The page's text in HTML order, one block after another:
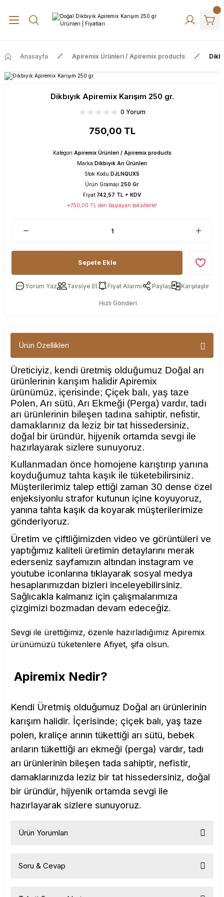
Anasayfa Apiremix Ürünleri / Apiremix products
Dikbıyık Apiremix Karışım 250 gr.
0 Yorum
750,00 TL
Kategori:Apiremix Ürünleri / Apiremix products
Marka:Dikbıyık Arı Ürünleri
Stok Kodu:DJLNQUX5
Ürün Gramajı:250 Gr.
Fiyat:742,57 TL + KDV
*750,00 TL den başlayan taksitlerle!
Sepete Ekle
Yorum Yaz Tavsiye Et Fiyat Alarmı Paylaş Karşılaştır
Hızlı Gönderi
Ürün Özellikleri
Üreticiyiz, kendi üretmiş olduğumuz Doğal arı
ürünlerinin karışım halidir Apiremix
ürünümüz, içerisinde; Çiçek balı, yaş taze
Polen, Arı sütü, Arı Ekmeği (Perga) vardır, tadı
arı ürünlerinin bileşen tadına sahiptir, nefistir,
damaklarınız da leziz bir tat hissedersiniz,
doğal bir üründür, hijyenik ortamda sevgi ile
hazırlayarak sizlere sunuyoruz.
Kullanmadan önce homojene karıştırıp yanına
koyduğumuz tahta kaşık ile tüketebilirsiniz.
Müşterilerimiz talep ettiği zaman 30 dense özel
enjeksiyonlu strafor kutunun içine koyuyoruz,
yanına tahta kaşık da koyarak müşterilerimize
gönderiyoruz.
Üretim ve çiftliğimizden video ve görüntüleri ve
yaptığımız kaliteli üretimin detaylarını merak
ederseniz sayfamızın altından instagram ve
youtube iconlarına tıklayarak sosyal medya
hesaplarımızdan bizleri inceleyebilirsiniz.
Sağlıcakla kalmanız için çalışmalarımıza
çizgimizi bozmadan devam edeceğiz.
Sevgi ile ürettiğimiz, özenle hazırladığımız Apiremix
ürünümüzü tüketenlere Afiyet, şifa olsun.
Apiremix Nedir?
Kendi Üretmiş olduğumuz Doğal arı ürünlerinin
karışım halidir. İçerisinde; çiçek balı, yaş taze
polen, kraliçe arının tükettiği arı sütü, bebek
arıların tükettiği arı ekmeği (perga) vardır, tadı
arı ürünlerinin bileşen tada sahiptir, nefistir,
damaklarınızda leziz bir tat hissedersiniz, doğal
bir üründür, hijyenik ortamda sevgi ile
hazırlayarak sizlere sunuyoruz.
Ürün Yorumları
Soru & Cevap